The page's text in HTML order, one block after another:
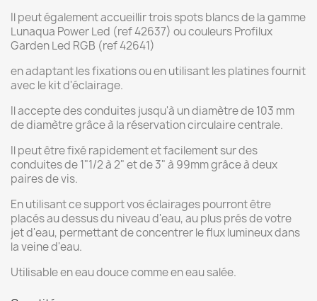
Il peut également accueillir trois spots blancs de la gamme
Lunaqua Power Led (ref 42637) ou couleurs Profilux
Garden Led RGB (ref 42641)
en adaptant les fixations ou en utilisant les platines fournit
avec le kit d'éclairage.
Il accepte des conduites jusqu'à un diamètre de 103 mm
de diamètre grâce à la réservation circulaire centrale.
Il peut être fixé rapidement et facilement sur des
conduites de 1"1/2 à 2" et de 3" à 99mm grâce à deux
paires de vis.
En utilisant ce support vos éclairages pourront être
placés au dessus du niveau d'eau, au plus prés de votre
jet d'eau, permettant de concentrer le flux lumineux dans
la veine d'eau.
Utilisable en eau douce comme en eau salée.